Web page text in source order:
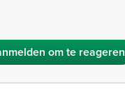
om te reageren